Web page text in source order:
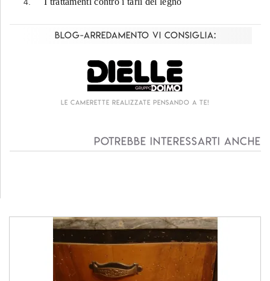
Blog-Arredamento vi consiglia:
Le camerette realizzate pensando a te!
Potrebbe interessarti anche